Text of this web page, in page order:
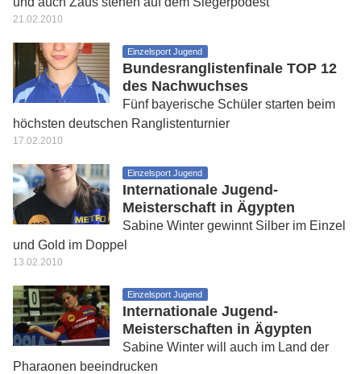
21.02.2010
Einzelsport Jugend
Bundesranglistenfinale TOP 12
des Nachwuchses
Fünf bayerische Schüler starten beim
höchsten deutschen Ranglistenturnier
17.02.2010
Einzelsport Jugend
Internationale Jugend-
Meisterschaft in Ägypten
Sabine Winter gewinnt Silber im Einzel
und Gold im Doppel
13.02.2010
Einzelsport Jugend
Internationale Jugend-
Meisterschaften in Ägypten
Sabine Winter will auch im Land der
Pharaonen beeindrucken